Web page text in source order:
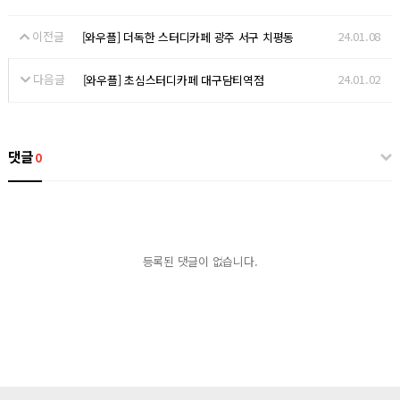
이전글 [와우플] 더독한 스터디카페 광주 서구 치평동 24.01.08
다음글 [와우플] 초심스터디카페 대구담티역점 24.01.02
댓글0
등록된 댓글이 없습니다.